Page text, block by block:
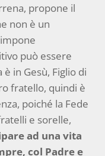
propone il
non è un
può essere
in Gesù, Figlio di
fratello, quindi è
poiché la Fede
e sorelle,
ad una vita
col Padre e